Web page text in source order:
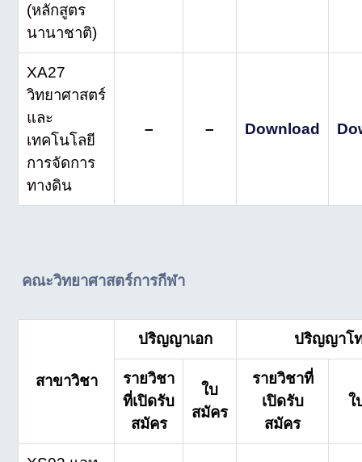
(หลักสูตร
นานาชาติ)
XA27
วิทยาศาสตร์
และ
เทคโนโลยี
การจัดการ
ทางดิน
– – Download
คณะวิทยาศาสตร์การกีฬา
สาขาวิชา
ปริญญาเอก ปริญญาโ
รายวิชา
ที่เปิดรับ
สมัคร
ใบ
สมัคร
รายวิชาที่
เปิดรับ
สมัคร
ใ